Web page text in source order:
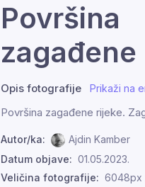
Površina
zagađene
Opis fotografije Prikaži na
Površina zagađene rijeke.
Autor/ka:
Ajdin Kamber
Datum objave: 01.05.2023.
Veličina fotografije: 6048px